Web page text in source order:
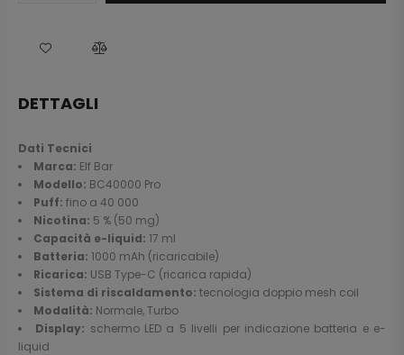
DETTAGLI
Dati Tecnici
Marca: Elf Bar
Modello: BC40000 Pro
Puff: fino a 40 000
Nicotina: 5 % (50 mg)
Capacità e-liquid: 17 ml
Batteria: 1000 mAh (ricaricabile)
Ricarica: USB Type-C (ricarica rapida)
Sistema di riscaldamento: tecnologia doppio mesh coil
Modalità: Normale, Turbo
Display: schermo LED a 5 livelli per indicazione batteria e e-
liquid